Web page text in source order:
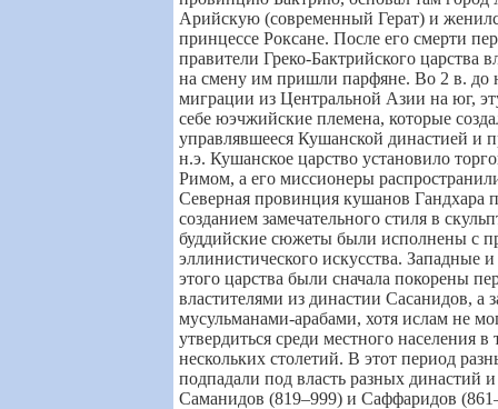
Арийскую (современный Герат) и
принцессе Роксане. После его смерти
правители Греко-Бактрийского царства
на смену им пришли парфяне. Во 2 в. до
миграции из Центральной Азии на юг,
себе юэчжийские племена, которые
управлявшееся Кушанской династией и
н.э. Кушанское царство установило
Римом, а его миссионеры
Северная провинция кушанов Гандхара
созданием замечательного стиля в
буддийские сюжеты были исполнены с
эллинистического искусства. Западные
этого царства были сначала покорены
властителями из династии Сасанидов, а
мусульманами-арабами, хотя ислам не
утвердиться среди местного населения в
нескольких столетий. В этот период
подпадали под власть разных династий
Саманидов (819–999) и Саффаридов